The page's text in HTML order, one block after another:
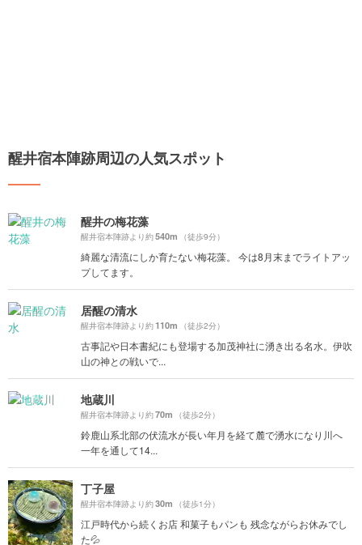
醒井宿本陣跡周辺の人気スポット
醒井の梅花藻
醒井宿本陣跡より約540m （徒歩9分）
綺麗な清流にしか育たない梅花藻。 今は8月末までライトアッ
プしてます。
居醒の清水
醒井宿本陣跡より約110m （徒歩2分）
古事記や日本書紀にも登場する加茂神社に湧き出る名水。伊吹
山の神との戦いで...
地蔵川
醒井宿本陣跡より約70m （徒歩2分）
鈴鹿山系北部の伏流水が長い年月を経て麓で湧水になり川へ
一年を通して14...
丁子屋
醒井宿本陣跡より約30m （徒歩1分）
江戸時代から続くお店 和菓子もパンも 残念ながらお休みでし
た💦